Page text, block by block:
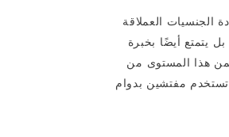
الجنسيات العملاقة
يتمتع أيضًا بخبرة
هذا المستوى من
مفتشين بدوام